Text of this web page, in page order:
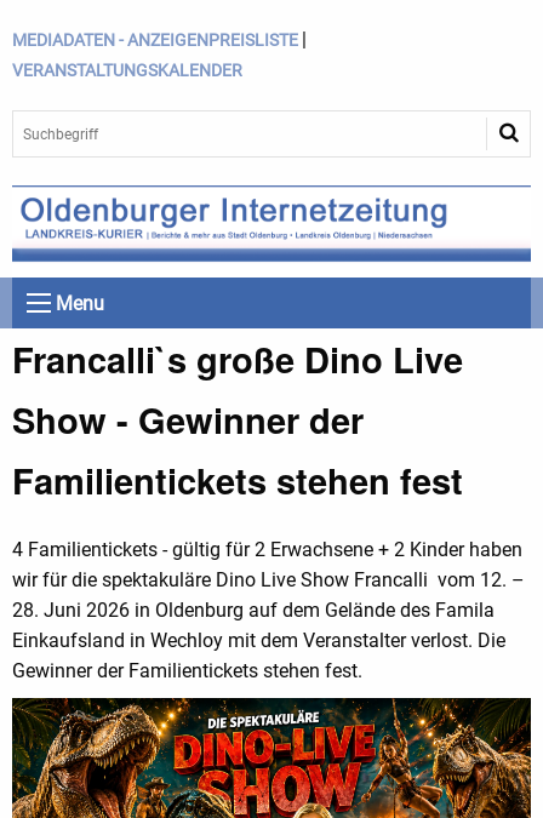
MEDIADATEN - ANZEIGENPREISLISTE |
VERANSTALTUNGSKALENDER
Menu
Francalli`s große Dino Live
Show - Gewinner der
Familientickets stehen fest
4 Familientickets - gültig für 2 Erwachsene + 2 Kinder haben
wir für die spektakuläre Dino Live Show Francalli vom 12. –
28. Juni 2026 in Oldenburg auf dem Gelände des Famila
Einkaufsland in Wechloy mit dem Veranstalter verlost. Die
Gewinner der Familientickets stehen fest.